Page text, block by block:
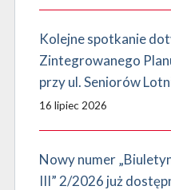
Kolejne spotkanie
Zintegrowanego
przy ul. Seniorów
16 lipiec 2026
Nowy numer
III” 2/2026 już